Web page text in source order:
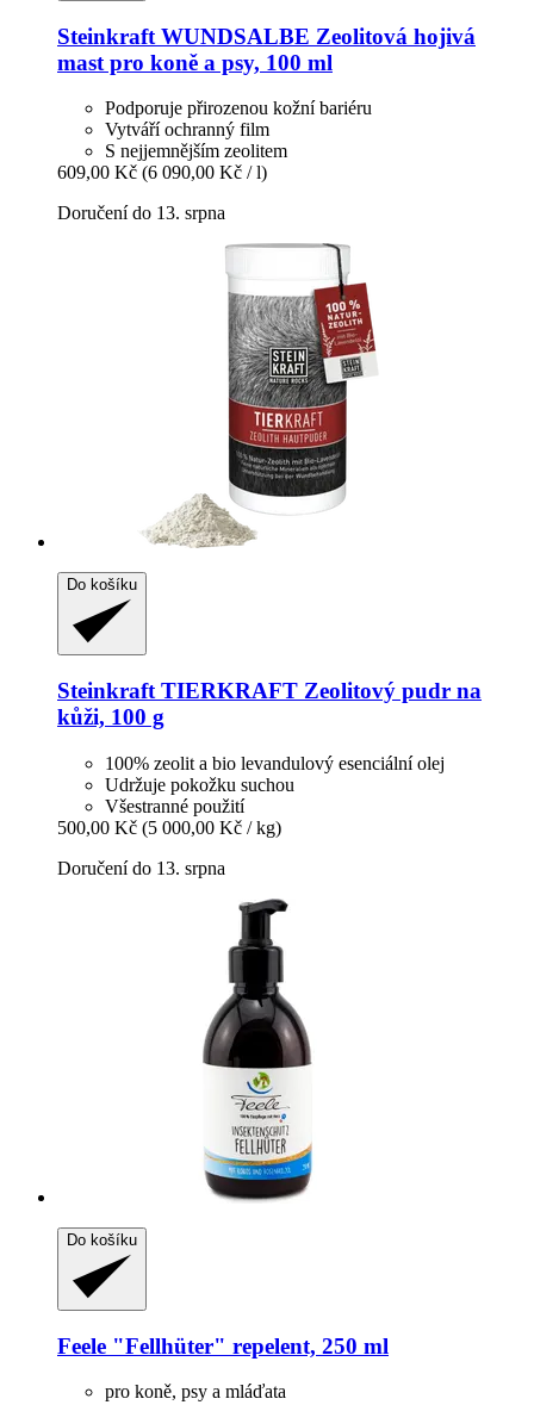
Steinkraft WUNDSALBE Zeolitová hojivá
mast pro koně a psy, 100 ml
Podporuje přirozenou kožní bariéru
Vytváří ochranný film
S nejjemnějším zeolitem
609,00 Kč (6 090,00 Kč / l)
Doručení do 13. srpna
Do košíku
Steinkraft TIERKRAFT Zeolitový pudr na
kůži, 100 g
100% zeolit a bio levandulový esenciální olej
Udržuje pokožku suchou
Všestranné použití
500,00 Kč (5 000,00 Kč / kg)
Doručení do 13. srpna
Do košíku
Feele "Fellhüter" repelent, 250 ml
pro koně, psy a mláďata